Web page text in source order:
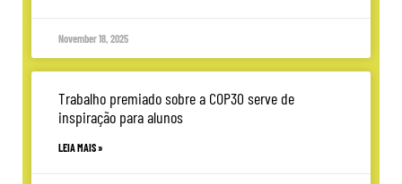
November 18, 2025
Trabalho premiado sobre a COP30 serve de
inspiração para alunos
LEIA MAIS »